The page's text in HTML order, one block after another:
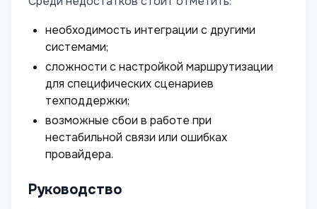
необходимость интеграции с другими
системами;
сложности с настройкой маршрутизации
для специфических сценариев
техподдержки;
возможные сбои в работе при
нестабильной связи или ошибках
провайдера.
Руководство